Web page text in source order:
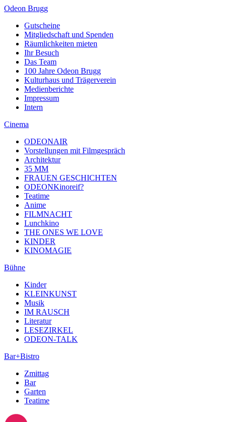
Odeon Brugg
Gutscheine
Mitgliedschaft und Spenden
Räumlichkeiten mieten
Ihr Besuch
Das Team
100 Jahre Odeon Brugg
Kulturhaus und Trägerverein
Medienberichte
Impressum
Intern
Cinema
ODEONAIR
Vorstellungen mit Filmgespräch
Architektur
35 MM
FRAUEN GESCHICHTEN
ODEONKinoreif?
Teatime
Anime
FILMNACHT
Lunchkino
THE ONES WE LOVE
KINDER
KINOMAGIE
Bühne
Kinder
KLEINKUNST
Musik
IM RAUSCH
Literatur
LESEZIRKEL
ODEON-TALK
Bar+Bistro
Zmittag
Bar
Garten
Teatime